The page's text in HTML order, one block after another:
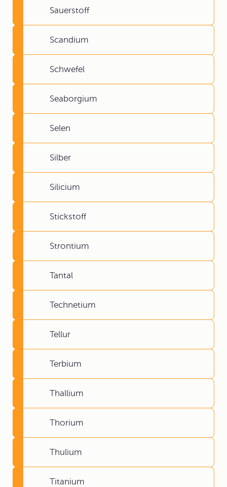
Sauerstoff
Scandium
Schwefel
Seaborgium
Selen
Silber
Silicium
Stickstoff
Strontium
Tantal
Technetium
Tellur
Terbium
Thallium
Thorium
Thulium
Titanium